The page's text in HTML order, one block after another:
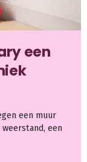
een
een muur
een